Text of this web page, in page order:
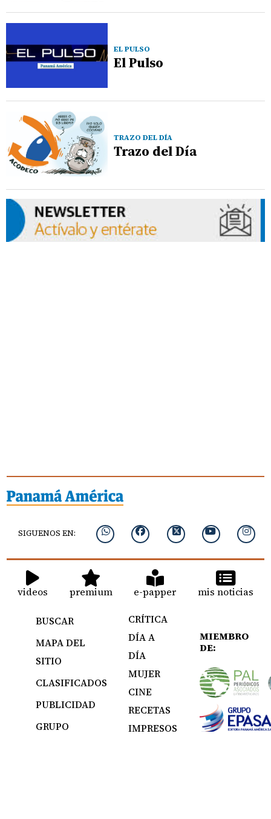
EL PULSO
El Pulso
TRAZO DEL DÍA
Trazo del Día
SIGUENOS EN:
videos premium e-papper mis noticias
BUSCAR
MAPA DEL
SITIO
CLASIFICADOS
PUBLICIDAD
GRUPO
CRÍTICA
DÍA A
DÍA
MUJER
CINE
RECETAS
IMPRESOS
MIEMBRO
DE: